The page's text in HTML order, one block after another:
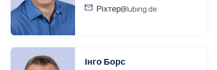
Ріхтер@lubing.de
Інго Борс